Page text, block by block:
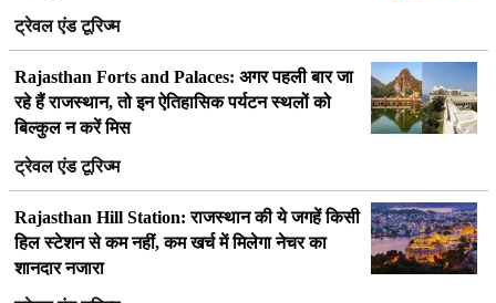
ट्रेवल एंड टूरिज्म
Rajasthan Forts and Palaces: अगर पहली बार जा
रहे हैं राजस्थान, तो इन ऐतिहासिक पर्यटन स्थलों को
बिल्कुल न करें मिस
ट्रेवल एंड टूरिज्म
Rajasthan Hill Station: राजस्थान की ये जगहें किसी
हिल स्टेशन से कम नहीं, कम खर्च में मिलेगा नेचर का
शानदार नजारा